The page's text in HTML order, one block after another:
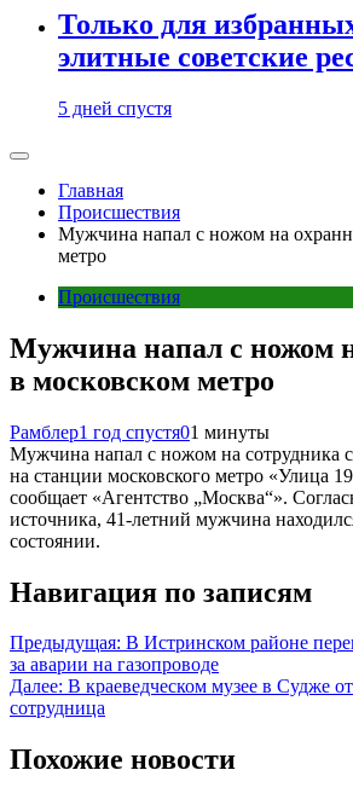
Только для
элитные советские
5 дней спустя
Главная
Происшествия
Мужчина напал с ножом на
метро
Происшествия
Мужчина напал с ножом
в московском метро
Рамблер1 год спустя01 минуты
Мужчина напал с ножом на сотрудника
на станции московского метро «Улица
сообщает «Агентство „Москва“».
источника, 41-летний мужчина
состоянии.
Навигация по записям
Предыдущая: В Истринском районе
за аварии на газопроводе
Далее: В краеведческом музее в Судже
сотрудница
Похожие новости